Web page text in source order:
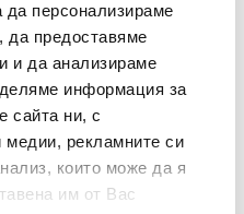
да персонализираме
да предоставяме
и да анализираме
информация за
сайта ни, с
медии, рекламните си
които може да я
им от Вас
Полупрозрачен
А4
100